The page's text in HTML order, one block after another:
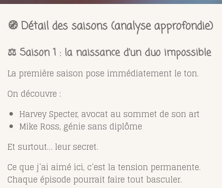
🧭 Détail des saisons (analyse approfondie)
⚖️ Saison 1 : la naissance d’un duo impossible
La première saison pose immédiatement le ton.
On découvre :
Harvey Specter, avocat au sommet de son art
Mike Ross, génie sans diplôme
Et surtout… leur secret.
Ce que j’ai aimé ici, c’est la tension permanente.
Chaque épisode pourrait faire tout basculer.